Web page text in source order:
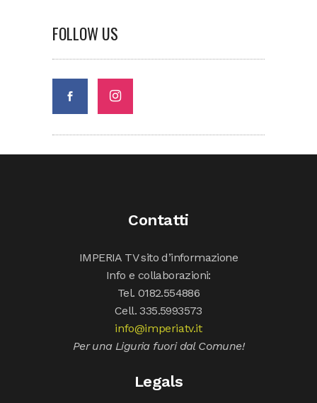
FOLLOW US
Contatti
IMPERIA TV sito d’informazione
Info e collaborazioni:
Tel. 0182.554886
Cell. 335.5993573
info@imperiatv.it
Per una Liguria fuori dal Comune!
Legals